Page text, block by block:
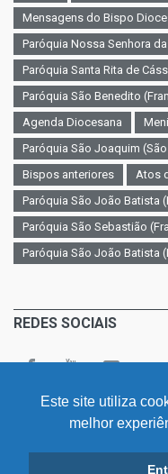
Este site utiliza
melhor
Mensagens do Bispo
Paróquia Nossa Senhora
Paróquia Santa Rita de
Paróquia São Benedito
Agenda Diocesana
Paróquia São Joaquim
Bispos anteriores
Atos
Paróquia São João Batista
Paróquia São Sebastião
Paróquia São João Batista
REDES SOCIAIS
v. 4.0 / Diocese - Franca